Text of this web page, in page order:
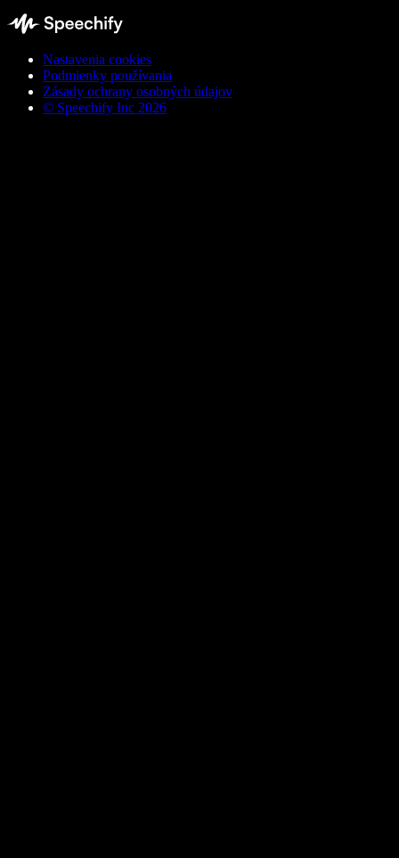
Nastavenia cookies
Podmienky používania
Zásady ochrany osobných údajov
© Speechify Inc 2026